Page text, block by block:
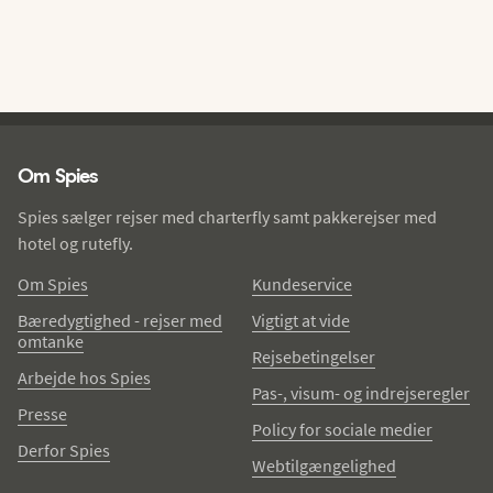
Om Spies
Spies sælger rejser med charterfly samt pakkerejser med
hotel og rutefly.
Om Spies
Bæredygtighed - rejser med
omtanke
Arbejde hos Spies
Presse
Derfor Spies
Kundeservice
Vigtigt at vide
Rejsebetingelser
Pas-, visum- og indrejseregler
Policy for sociale medier
Webtilgængelighed